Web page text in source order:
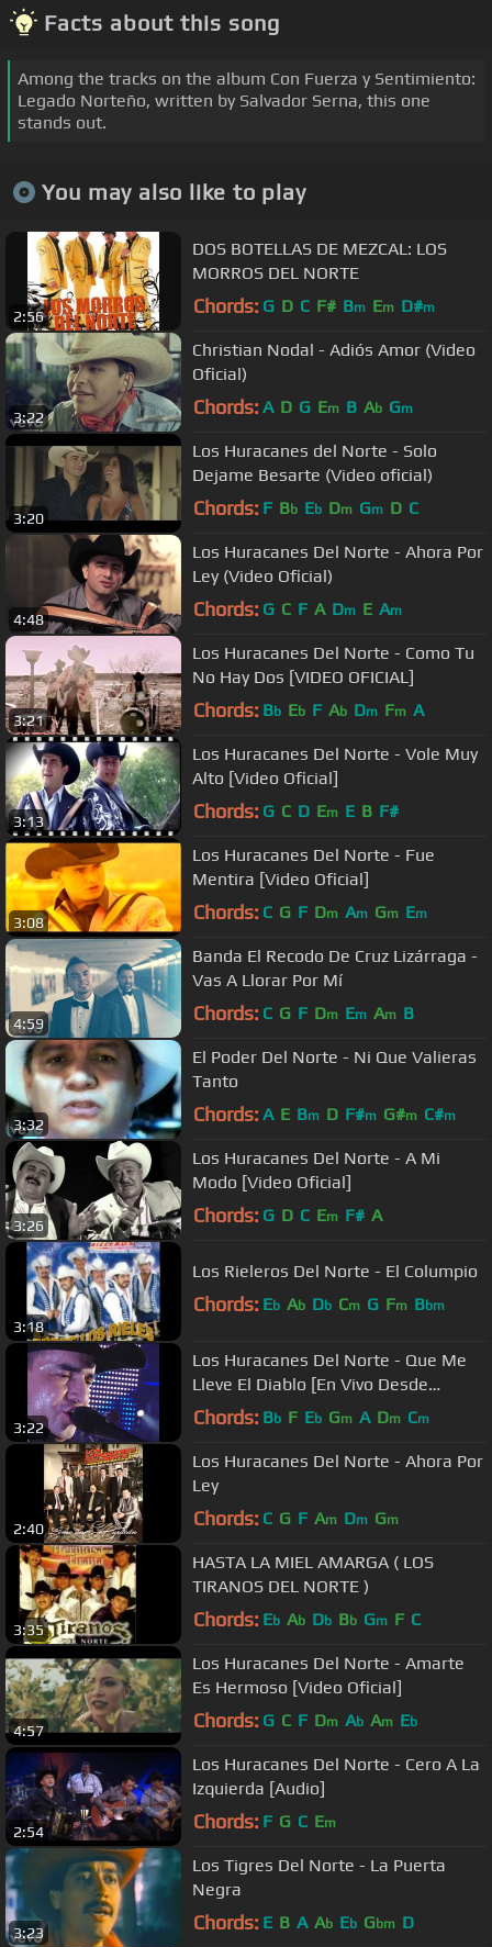
Facts about this song
Among the tracks on the album Con Fuerza y Sentimiento:
Legado Norteño, written by Salvador Serna, this one
stands out.
You may also like to play
2:56
DOS BOTELLAS DE MEZCAL: LOS
MORROS DEL NORTE
Chords: G D C F# Bm Em D#m
3:22
Christian Nodal - Adiós Amor (Video
Oficial)
Chords: A D G Em B Ab Gm
3:20
Los Huracanes del Norte - Solo
Dejame Besarte (Video oficial)
Chords: F Bb Eb Dm Gm D C
4:48
Los Huracanes Del Norte - Ahora Por
Ley (Video Oficial)
Chords: G C F A Dm E Am
3:21
Los Huracanes Del Norte - Como Tu
No Hay Dos [VIDEO OFICIAL]
Chords: Bb Eb F Ab Dm Fm A
3:13
Los Huracanes Del Norte - Vole Muy
Alto [Video Oficial]
Chords: G C D Em E B F#
3:08
Los Huracanes Del Norte - Fue
Mentira [Video Oficial]
Chords: C G F Dm Am Gm Em
4:59
Banda El Recodo De Cruz Lizárraga -
Vas A Llorar Por Mí
Chords: C G F Dm Em Am B
3:32
El Poder Del Norte - Ni Que Valieras
Tanto
Chords: A E Bm D F#m G#m C#m
3:26
Los Huracanes Del Norte - A Mi
Modo [Video Oficial]
Chords: G D C Em F# A
3:18
Los Rieleros Del Norte - El Columpio
Chords: Eb Ab Db Cm G Fm Bbm
3:22
Los Huracanes Del Norte - Que Me
Lleve El Diablo [En Vivo Desde
Monterrey]
Chords: Bb F Eb Gm A Dm Cm
2:40
Los Huracanes Del Norte - Ahora Por
Ley
Chords: C G F Am Dm Gm
3:35
HASTA LA MIEL AMARGA ( LOS
TIRANOS DEL NORTE )
Chords: Eb Ab Db Bb Gm F C
4:57
Los Huracanes Del Norte - Amarte
Es Hermoso [Video Oficial]
Chords: G C F Dm Ab Am Eb
2:54
Los Huracanes Del Norte - Cero A La
Izquierda [Audio]
Chords: F G C Em
3:23
Los Tigres Del Norte - La Puerta
Negra
Chords: E B A Ab Eb Gbm D